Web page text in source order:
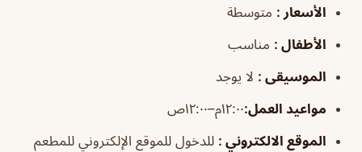
الأسعار : متوسطة
الأطفال : مناسب
الموسيقى : لا يوجد
مواعيد العمل:١٢:٠٠م–١٢:٠٠ص
الموقع الالكتروني : للدخول للموقع الإلكتروني للمطعم